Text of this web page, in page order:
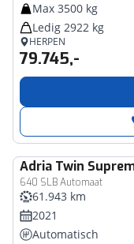
Max 3500 kg
Ledig 2922 kg
HERPEN
79.745,-
Adria Twin
640 SLB Automaat
61.943 km
2021
Automatisch